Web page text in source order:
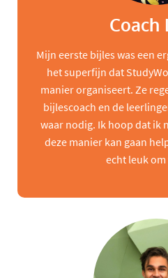
Coach
Mijn eerste bijles was een
het superfijn dat
manier organiseert. Ze
bijlescoach en de
waar nodig. Ik hoop dat ik
deze manier kan gaan
echt leuk